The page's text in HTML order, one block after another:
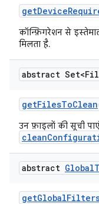
getDevice
कॉन्फ़िगरेशन से
मिलता है.
abstract
getFilesToClean
उन फ़ाइलों की सूची
abstract Global
getGlobal